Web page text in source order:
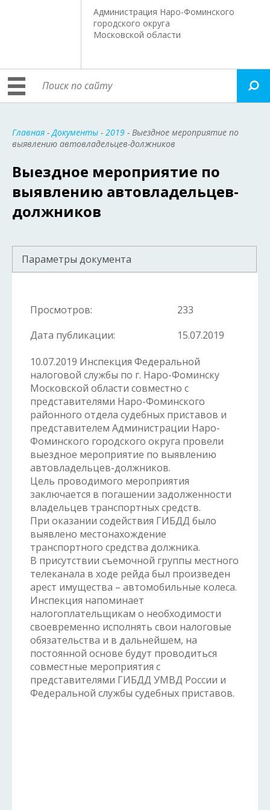
Администрация Наро-Фоминского
городского округа
Московской области
Главная -Документы - 2019 - Выездное мероприятие по
выявлению автовладельцев-должников
Выездное мероприятие по
выявлению автовладельцев-
должников
Параметры документа
Просмотров:
233
Дата публикации:
15.07.2019
10.07.2019 Инспекция Федеральной
налоговой службы по г. Наро-Фоминску
Московской области совместно с
представителями Наро-Фоминского
районного отдела судебных приставов и
представителем Администрации Наро-
Фоминского городского округа провели
выездное мероприятие по выявлению
автовладельцев-должников.
Цель проводимого мероприятия
заключается в погашении задолженности
владельцев транспортных средств.
При оказании содействия ГИБДД было
выявлено местонахождение
транспортного средства должника.
В присутствии съемочной группы местного
телеканала в ходе рейда был произведен
арест имущества – автомобильные колеса.
Инспекция напоминает
налогоплательщикам о необходимости
своевременно исполнять свои налоговые
обязательства и в дальнейшем, на
постоянной основе будут проводиться
совместные мероприятия с
представителями ГИБДД УМВД России и
Федеральной службы судебных приставов.